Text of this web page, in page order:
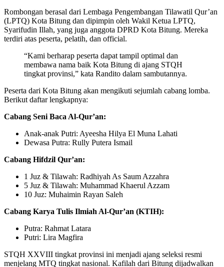
Rombongan berasal dari Lembaga Pengembangan Tilawatil Qur’an
(LPTQ) Kota Bitung dan dipimpin oleh Wakil Ketua LPTQ,
Syarifudin Illah, yang juga anggota DPRD Kota Bitung. Mereka
terdiri atas peserta, pelatih, dan official.
“Kami berharap peserta dapat tampil optimal dan
membawa nama baik Kota Bitung di ajang STQH
tingkat provinsi,” kata Randito dalam sambutannya.
Peserta dari Kota Bitung akan mengikuti sejumlah cabang lomba.
Berikut daftar lengkapnya:
Cabang Seni Baca Al-Qur’an:
Anak-anak Putri: Ayeesha Hilya El Muna Lahati
Dewasa Putra: Rully Putera Ismail
Cabang Hifdzil Qur’an:
1 Juz & Tilawah: Radhiyah As Saum Azzahra
5 Juz & Tilawah: Muhammad Khaerul Azzam
10 Juz: Muhaimin Rayan Saleh
Cabang Karya Tulis Ilmiah Al-Qur’an (KTIH):
Putra: Rahmat Latara
Putri: Lira Magfira
STQH XXVIII tingkat provinsi ini menjadi ajang seleksi resmi
menjelang MTQ tingkat nasional. Kafilah dari Bitung dijadwalkan